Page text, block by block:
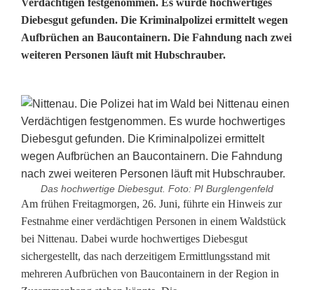
Verdächtigen festgenommen. Es wurde hochwertiges
Diebesgut gefunden. Die Kriminalpolizei ermittelt wegen
Aufbrüchen an Baucontainern. Die Fahndung nach zwei
weiteren Personen läuft mit Hubschrauber.
Das hochwertige Diebesgut. Foto: PI Burglengenfeld
V
e
r
Am frühen Freitagmorgen, 26. Juni, führte ein Hinweis zur
Festnahme einer verdächtigen Personen in einem Waldstück
bei Nittenau. Dabei wurde hochwertiges Diebesgut
sichergestellt, das nach derzeitigem Ermittlungsstand mit
mehreren Aufbrüchen von Baucontainern in der Region in